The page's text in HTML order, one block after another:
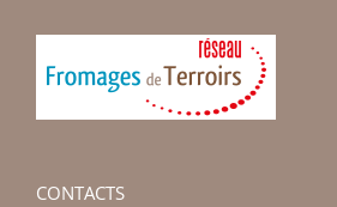
CONTACTS